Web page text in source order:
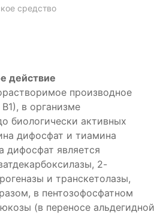
средство
действие
производное
в организме
биологически активных
дифосфат и тиамина
дифосфат является
2-
и транскетолазы,
в пентозофосфатном
(в переносе альдегидной